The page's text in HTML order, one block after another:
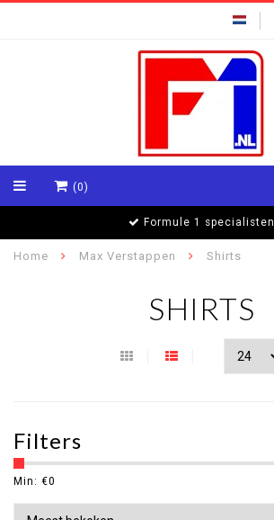
(0)
Formule 1 specialisten
Home Max Verstappen Shirts
SHIRTS
Filters
Min: €0